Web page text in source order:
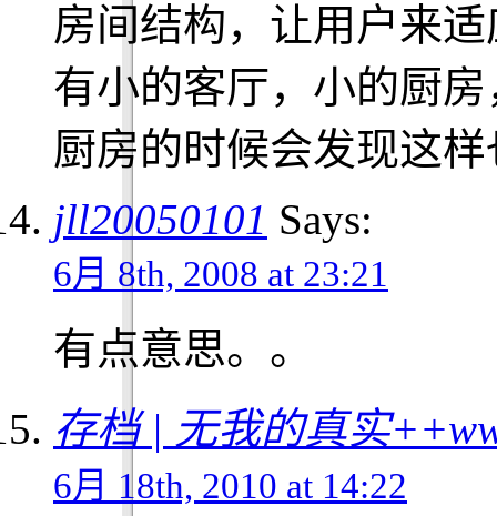
房间结构，让用户来
有小的客厅，小的厨
厨房的时候会发现这
jll20050101 Says:
6月 8th, 2008 at 23:21
有点意思。。
存档 | 无我的真实
6月 18th, 2010 at 14:22